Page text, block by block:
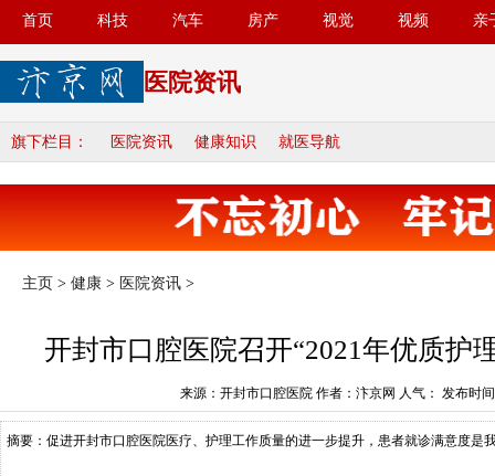
首页 科技 汽车 房产 视觉 视频 亲
医院资讯
旗下栏目： 医院资讯 健康知识 就医导航
主页 > 健康 > 医院资讯 >
开封市口腔医院召开“2021年优质护
来源：开封市口腔医院 作者：汴京网 人气： 发布时
摘要：促进开封市口腔医院医疗、护理工作质量的进一步提升，患者就诊满意度是